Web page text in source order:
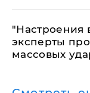
"Настроения
эксперты
массовых